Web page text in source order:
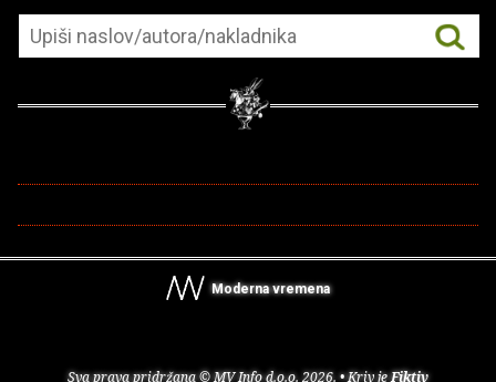
Moderna vremena
Sva prava pridržana © MV Info d.o.o. 2026. • Kriv jeFiktiv